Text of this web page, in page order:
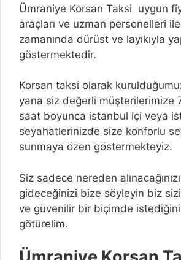
Ümraniye Korsan Taksi uygun
araçları ve uzman personelleri
zamanında dürüst ve layıkıyla
göstermektedir.
Korsan taksi olarak
yana siz değerli müşterilerimize
saat boyunca istanbul içi veya
seyahatlerinizde size konforlu
sunmaya özen göstermekteyiz.
Siz sadece nereden
gideceğinizi bize söyleyin biz
ve güvenilir bir biçimde
götürelim.